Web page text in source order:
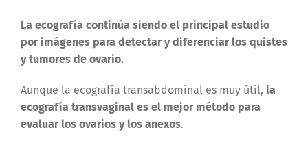
La ecografía continúa siendo el principal estudio
por imágenes para detectar y diferenciar los quistes
y tumores de ovario.
Aunque la ecografía transabdominal es muy útil, la
ecografía transvaginal es el mejor método para
evaluar los ovarios y los anexos.